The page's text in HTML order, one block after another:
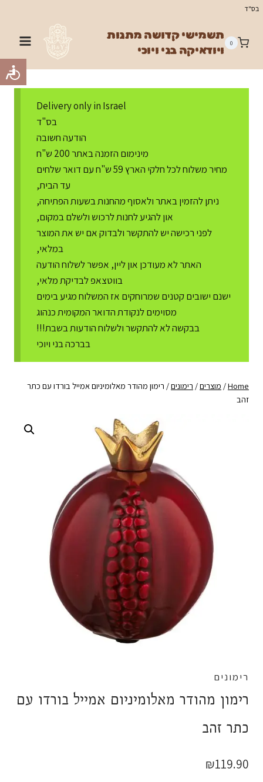
Skip
content
בס"ד
0
תשמישי קדושה מתנות
ויודאיקה בני ויוכי
Delivery only in Israel
בס"ד
הודעה חשובה
מינימום הזמנה באתר 200 ש"ח
מחיר משלוח לכל חלקי הארץ 59 ש"ח עם דואר שלחים
עד הבית,
ניתן להזמין באתר ולאסוף מהחנות בשעות הפתיחה,
און להגיע לחנות לרכוש ולשלם במקום,
לפני רכישה יש להתקשר ולבדוק אם יש את המוצר
במלאי,
האתר לא מעודכן און ליין, אפשר לשלוח הודעה
בווטצאפ לבדיקת מלאי,
ישנם ישובים קטנים שמרוחקים אז המשלוח מגיע בימים
מסוימים לנקודת הדואר המקומית כנהוג
בבקשה לא להתקשר ולשלוח הודעות בשבת!!!
בברכה בני ויוכי
Home
/ מוצרים/ רימונים/ רימון מהודר מאלומיניום אמייל בורדו עם כתר
זהב
רימונים
רימון מהודר מאלומיניום אמייל בורדו עם
כתר זהב
₪119.90